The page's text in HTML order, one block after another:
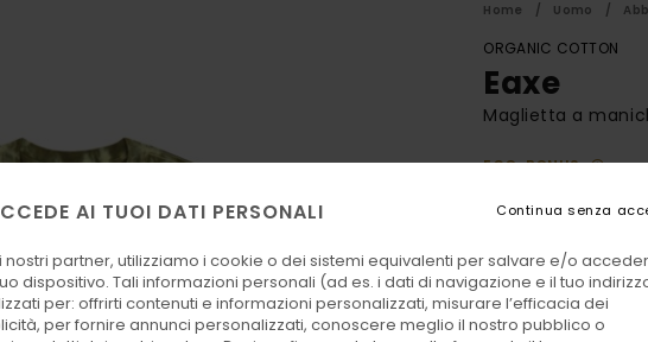
Home Uomo
ORGANIC COTTON
Eaxe
Maglietta a
ECO-BONUS
23,62 €
OFFERTE
DOPPIA OFFERTA
AI TUOI DATI PERSONALI
partner, utilizziamo i cookie o dei sistemi equivalenti per salvare e/o
dispositivo. Tali informazioni personali (ad es. i dati di navigazione e il tuo
per: offrirti contenuti e informazioni personalizzati, misurare l’efficacia dei
per fornire annunci personalizzati, conoscere meglio il nostro pubblico o
Continua senza